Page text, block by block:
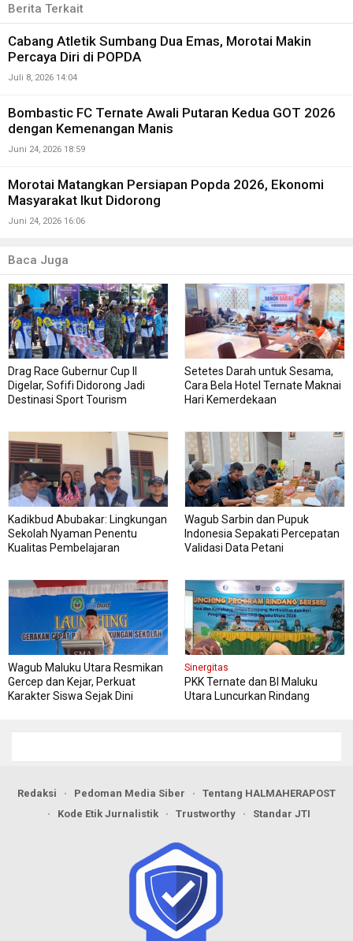
Berita Terkait
Cabang Atletik Sumbang Dua Emas, Morotai Makin
Percaya Diri di POPDA
Juli 8, 2026 14:04
Bombastic FC Ternate Awali Putaran Kedua GOT 2026
dengan Kemenangan Manis
Juni 24, 2026 18:59
Morotai Matangkan Persiapan Popda 2026, Ekonomi
Masyarakat Ikut Didorong
Juni 24, 2026 16:06
Baca Juga
Drag Race Gubernur Cup II
Digelar, Sofifi Didorong Jadi
Destinasi Sport Tourism
Setetes Darah untuk Sesama,
Cara Bela Hotel Ternate Maknai
Hari Kemerdekaan
Kadikbud Abubakar: Lingkungan
Sekolah Nyaman Penentu
Kualitas Pembelajaran
Wagub Sarbin dan Pupuk
Indonesia Sepakati Percepatan
Validasi Data Petani
Wagub Maluku Utara Resmikan
Gercep dan Kejar, Perkuat
Karakter Siswa Sejak Dini
Sinergitas
PKK Ternate dan BI Maluku
Utara Luncurkan Rindang
Redaksi Pedoman Media Siber
Tentang HALMAHERAPOST
Kode Etik Jurnalistik
Trustworthy Standar JTI